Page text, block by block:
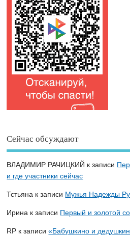
Сейчас обсуждают
ВЛАДИМИР РАЧИЦКИЙ к записи
и где участники сейчас
Тстьяна к записи Мужья Надежды
Ирина к записи Первый и золотой
RP к записи«Бабушкино и